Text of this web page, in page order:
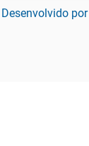
Desenvolvido por